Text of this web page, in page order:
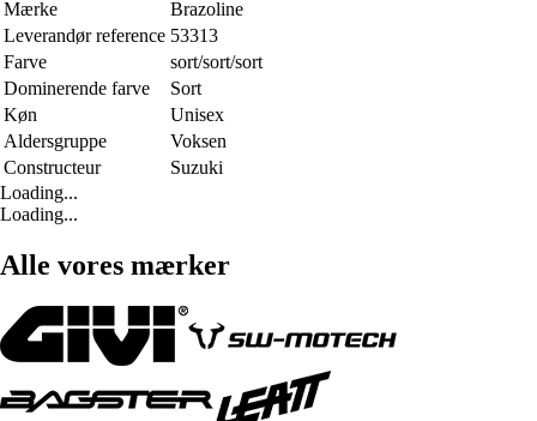
Mærke
Brazoline
Leverandør reference 53313
Farve
sort/sort/sort
Dominerende farve
Sort
Køn
Unisex
Aldersgruppe
Voksen
Constructeur
Suzuki
Loading...
Loading...
Alle vores mærker